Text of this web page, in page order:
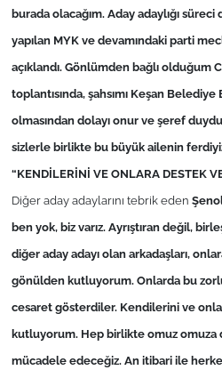
burada olacağım. Aday adaylığı
yapılan MYK ve devamındaki parti
açıklandı. Gönlümden bağlı olduğum
toplantısında, şahsımı Keşan
olmasından dolayı onur ve şeref
sizlerle birlikte bu büyük ailenin
“KENDİLERİNİ VE ONLARA DESTEK
Diğer aday adaylarını tebrik eden
ben yok, biz varız. Ayrıştıran değil,
diğer aday adayı olan arkadaşları,
gönülden kutluyorum. Onlarda bu
cesaret gösterdiler. Kendilerini ve
kutluyorum. Hep birlikte omuz omuza
mücadele edeceğiz. An itibari ile
Güvenlik
Politika
Flaş Haber
Magazin
İş Dünyası
Bilim Teknoloji